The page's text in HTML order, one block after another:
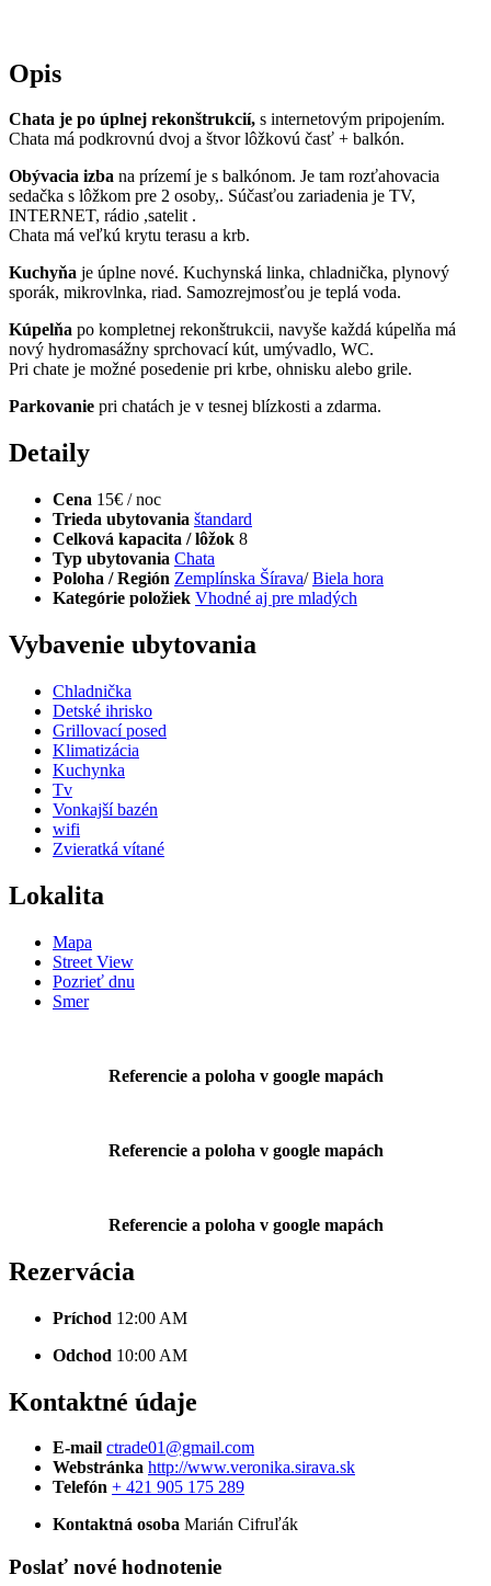
Opis
Chata je po úplnej rekonštrukcií, s internetovým pripojením.
Chata má podkrovnú dvoj a štvor lôžkovú časť + balkón.
Obývacia izba na prízemí je s balkónom. Je tam rozťahovacia
sedačka s lôžkom pre 2 osoby,. Súčasťou zariadenia je TV,
INTERNET, rádio ,satelit .
Chata má veľkú krytu terasu a krb.
Kuchyňa je úplne nové. Kuchynská linka, chladnička, plynový
sporák, mikrovlnka, riad. Samozrejmosťou je teplá voda.
Kúpelňa po kompletnej rekonštrukcii, navyše každá kúpelňa má
nový hydromasážny sprchovací kút, umývadlo, WC.
Pri chate je možné posedenie pri krbe, ohnisku alebo grile.
Parkovanie pri chatách je v tesnej blízkosti a zdarma.
Detaily
Cena 15€ / noc
Trieda ubytovania štandard
Celková kapacita / lôžok 8
Typ ubytovania Chata
Poloha / Región Zemplínska Šírava/ Biela hora
Kategórie položiek Vhodné aj pre mladých
Vybavenie ubytovania
Chladnička
Detské ihrisko
Grillovací posed
Klimatizácia
Kuchynka
Tv
Vonkajší bazén
wifi
Zvieratká vítané
Lokalita
Mapa
Street View
Pozrieť dnu
Smer
Referencie a poloha v google mapách
Referencie a poloha v google mapách
Referencie a poloha v google mapách
Rezervácia
Príchod 12:00 AM
Odchod 10:00 AM
Kontaktné údaje
E-mail ctrade01@gmail.com
Webstránka http://www.veronika.sirava.sk
Telefón + 421 905 175 289
Kontaktná osoba Marián Cifruľák
Poslať nové hodnotenie